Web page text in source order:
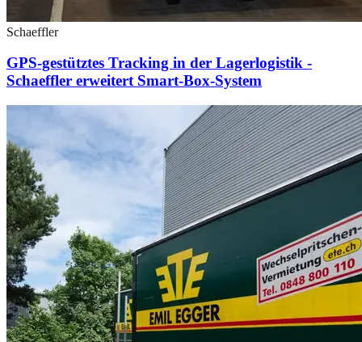
Schaeffler
GPS-gestütztes Tracking in der Lagerlogistik -
Schaeffler erweitert Smart-Box-System